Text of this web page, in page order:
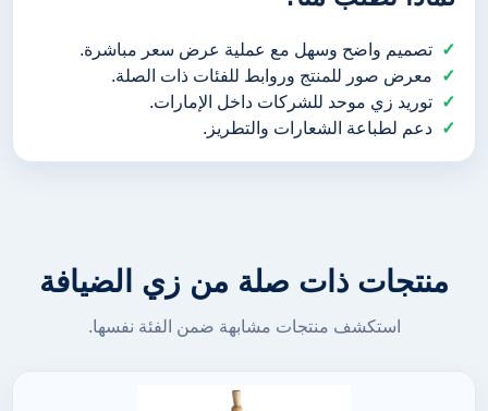
تصميم واضح وسهل مع عملية عرض سعر مباشرة.
معرض صور للمنتج وروابط للفئات ذات الصلة.
توريد زي موحد للشركات داخل الإمارات.
دعم لطباعة الشعارات والتطريز.
منتجات ذات صلة من زي الضيافة
استكشف منتجات مشابهة ضمن الفئة نفسها.